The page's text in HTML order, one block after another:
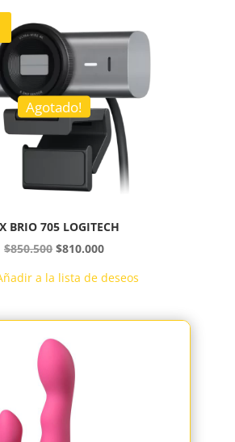
Agotado!
BRIO 705 LOGITECH
$850.500 El
$810.000El
a la lista de deseos